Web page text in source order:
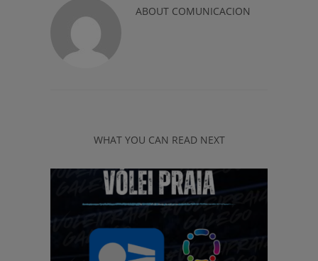
ABOUT COMUNICACION
WHAT YOU CAN READ NEXT